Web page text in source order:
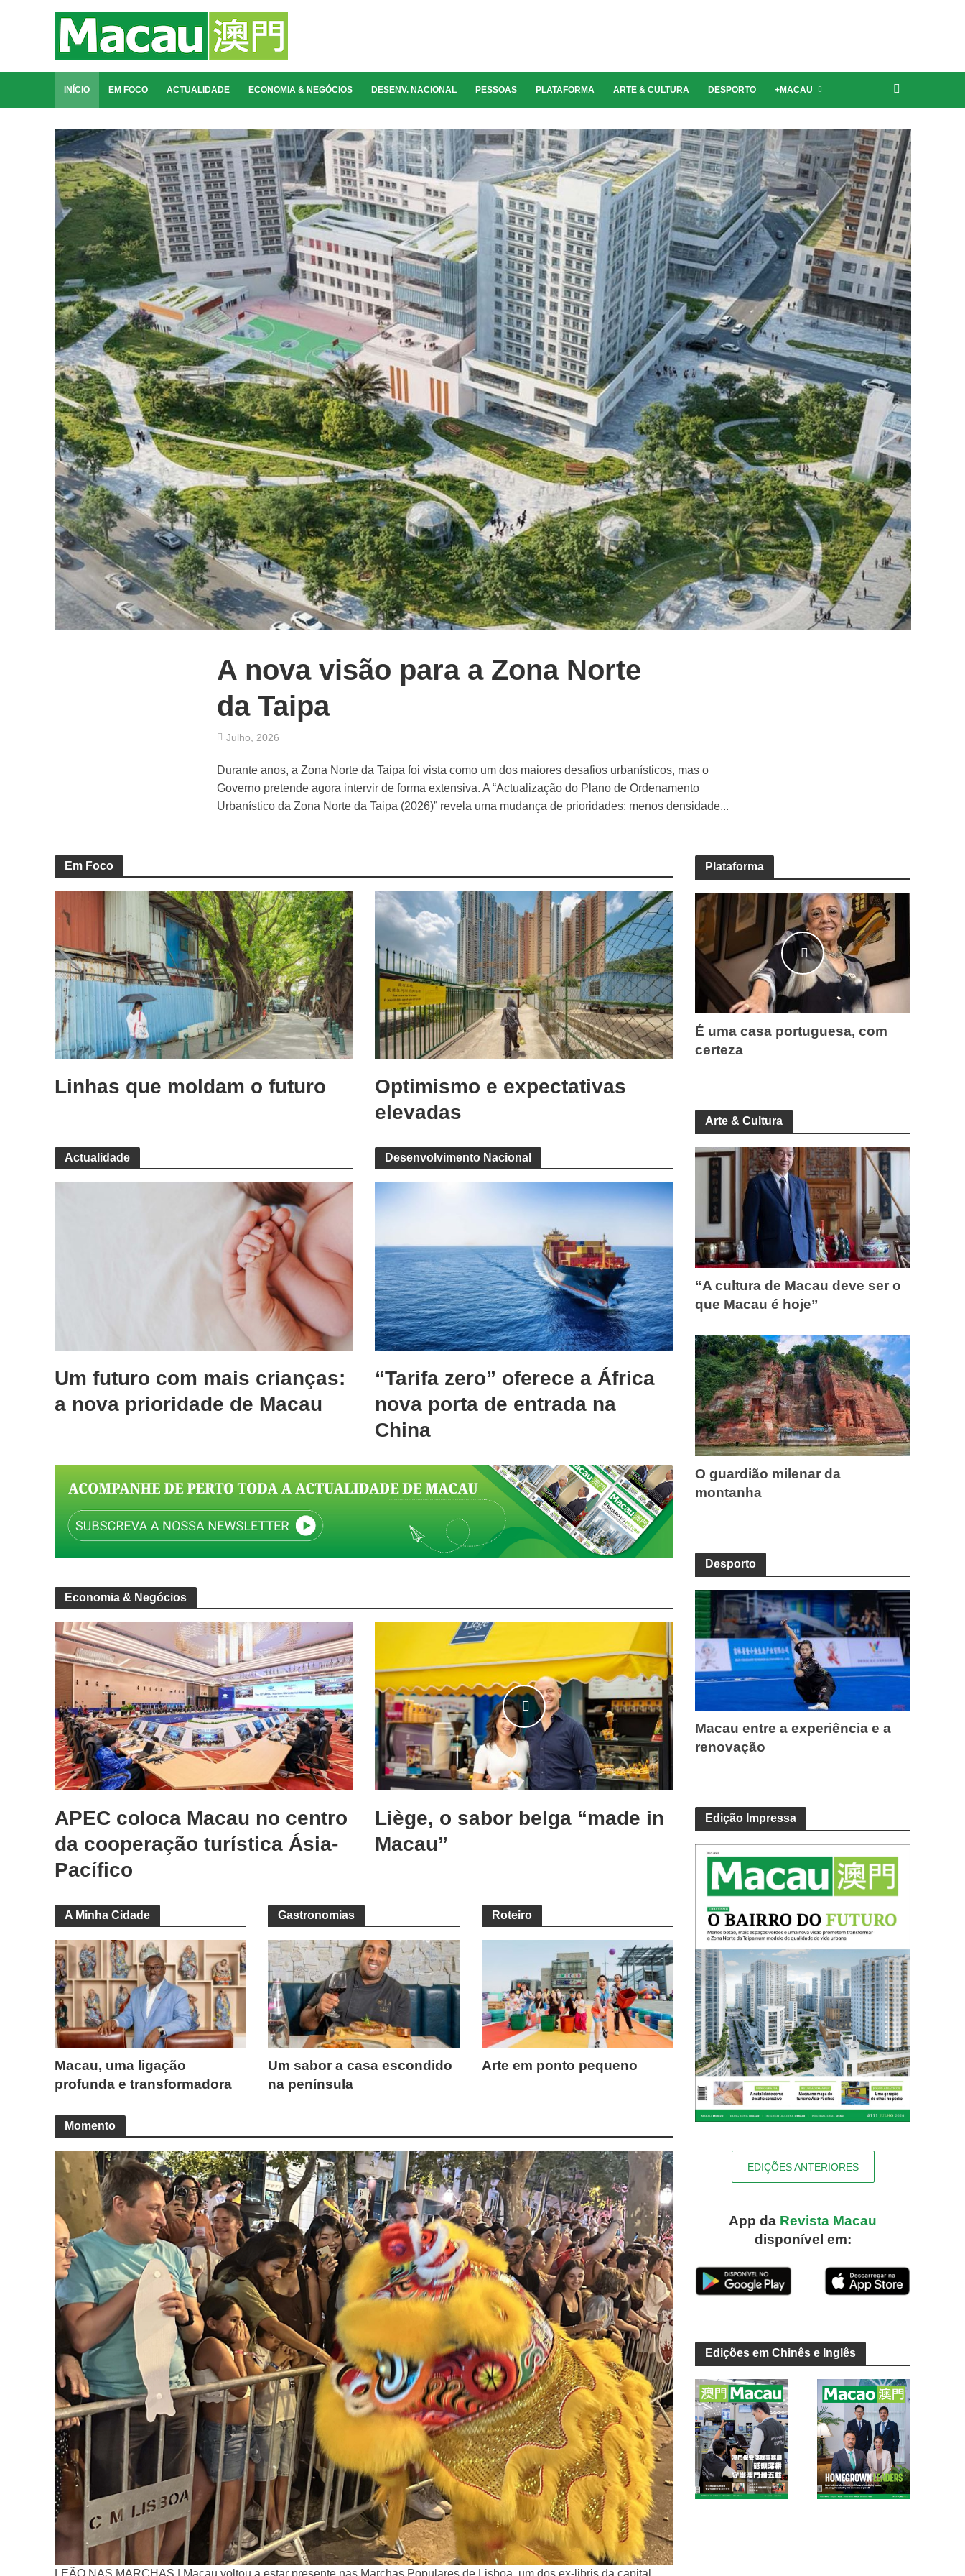
INÍCIO EM FOCO ACTUALIDADE ECONOMIA & NEGÓCIOS DESENV. NACIONAL PESSOAS PLATAFORMA ARTE & CULTURA DESPORTO +MACAU
A nova visão para a Zona Norte
da Taipa
Julho, 2026
Durante anos, a Zona Norte da Taipa foi vista como um dos maiores desafios urbanísticos, mas o
Governo pretende agora intervir de forma extensiva. A “Actualização do Plano de Ordenamento
Urbanístico da Zona Norte da Taipa (2026)” revela uma mudança de prioridades: menos densidade...
Em Foco
Linhas que moldam o futuro
Optimismo e expectativas
elevadas
Actualidade
Um futuro com mais crianças:
a nova prioridade de Macau
Desenvolvimento Nacional
“Tarifa zero” oferece a África
nova porta de entrada na
China
Economia & Negócios
APEC coloca Macau no centro
da cooperação turística Ásia-
Pacífico
Liège, o sabor belga “made in
Macau”
A Minha Cidade
Macau, uma ligação
profunda e transformadora
Gastronomias
Um sabor a casa escondido
na península
Roteiro
Arte em ponto pequeno
Momento
LEÃO NAS MARCHAS | Macau voltou a estar presente nas Marchas Populares de Lisboa, um dos ex-libris da capital
Plataforma
É uma casa portuguesa, com
certeza
Arte & Cultura
“A cultura de Macau deve ser o
que Macau é hoje”
O guardião milenar da
montanha
Desporto
Macau entre a experiência e a
renovação
Edição Impressa
EDIÇÕES ANTERIORES
App da Revista Macau
disponível em:
Edições em Chinês e Inglês